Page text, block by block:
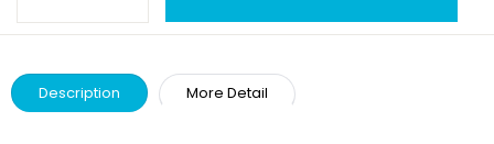
Description More Detail